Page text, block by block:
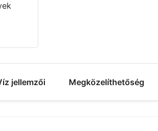
jellemzői Megközelíthetőség